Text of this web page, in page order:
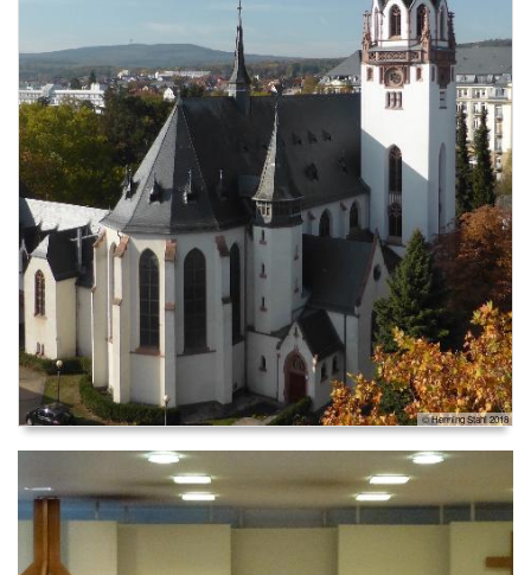
© Henning Stahl 2018